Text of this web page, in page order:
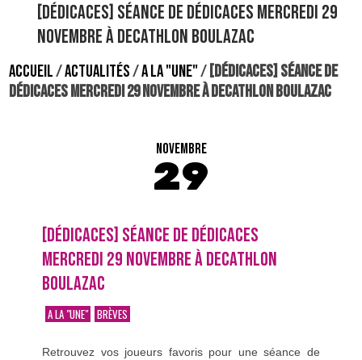
[Dédicaces] Séance de dédicaces mercredi 29
novembre à Decathlon Boulazac
ACCUEIL/ACTUALITÉS/A LA "UNE"/ [DÉDICACES] SÉANCE DE
DÉDICACES MERCREDI 29 NOVEMBRE À DECATHLON BOULAZAC
NOVEMBRE
29
[DÉDICACES] SÉANCE DE DÉDICACES
MERCREDI 29 NOVEMBRE À DECATHLON
BOULAZAC
A LA "UNE" BRÈVES
Retrouvez vos joueurs favoris pour une séance de